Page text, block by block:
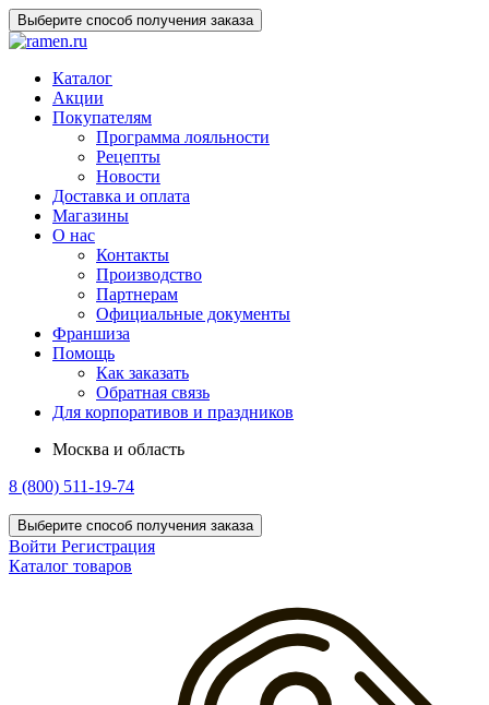
Выберите способ получения заказа
Каталог
Акции
Покупателям
Программа лояльности
Рецепты
Новости
Доставка и оплата
Магазины
О нас
Контакты
Производство
Партнерам
Официальные документы
Франшиза
Помощь
Как заказать
Обратная связь
Для корпоративов и праздников
Москва и область
8 (800) 511-19-74
Выберите способ получения заказа
Войти Регистрация
Каталог товаров